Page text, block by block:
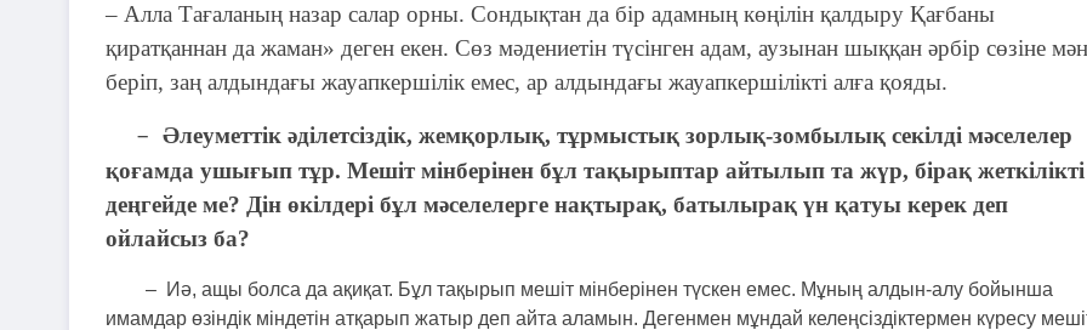
– Алла Тағаланың назар салар орны. Сондықтан да бір адамның көңілін қалдыру Қағбаны
қиратқаннан да жаман» деген екен. Сөз мәдениетін түсінген адам, аузынан шыққан әрбір сөзіне мән
беріп, заң алдындағы жауапкершілік емес, ар алдындағы жауапкершілікті алға қояды.
– Әлеуметтік әділетсіздік, жемқорлық, тұрмыстық зорлық-зомбылық секілді мәселелер
қоғамда ушығып тұр. Мешіт мінберінен бұл тақырыптар айтылып та жүр, бірақ жеткілікті
деңгейде ме? Дін өкілдері бұл мәселелерге нақтырақ, батылырақ үн қатуы керек деп
ойлайсыз ба?
– Иә, ащы болса да ақиқат. Бұл тақырып мешіт мінберінен түскен емес. Мұның алдын-алу бойынша
имамдар өзіндік міндетін атқарып жатыр деп айта аламын. Дегенмен мұндай келеңсіздіктермен күресу